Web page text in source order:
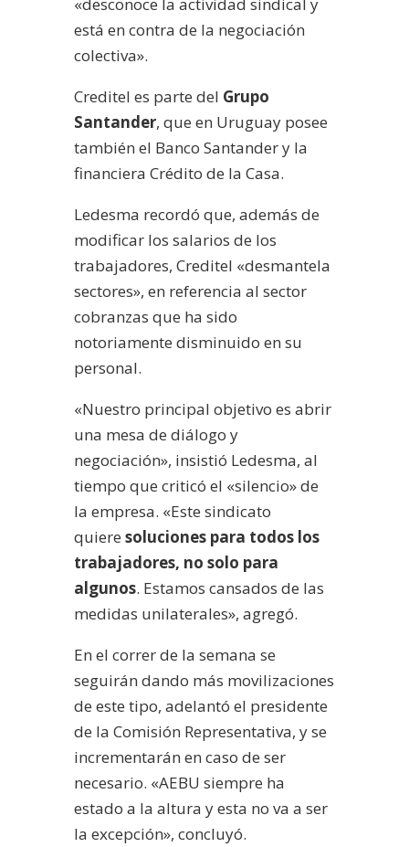
está en contra de la negociación
colectiva».
Creditel es parte del Grupo
Santander, que en Uruguay posee
también el Banco Santander y la
financiera Crédito de la Casa.
Ledesma recordó que, además de
modificar los salarios de los
trabajadores, Creditel «desmantela
sectores», en referencia al sector
cobranzas que ha sido
notoriamente disminuido en su
personal.
«Nuestro principal objetivo es abrir
una mesa de diálogo y
negociación», insistió Ledesma, al
tiempo que criticó el «silencio» de
la empresa. «Este sindicato
quiere soluciones para todos los
trabajadores, no solo para
algunos. Estamos cansados de las
medidas unilaterales», agregó.
En el correr de la semana se
seguirán dando más movilizaciones
de este tipo, adelantó el presidente
de la Comisión Representativa, y se
incrementarán en caso de ser
necesario. «AEBU siempre ha
estado a la altura y esta no va a ser
la excepción», concluyó.